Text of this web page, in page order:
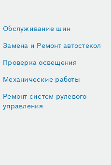
Обслуживание шин
Замена и Ремонт автостекол
Проверка освещения
Механические работы
Ремонт систем рулевого
управления